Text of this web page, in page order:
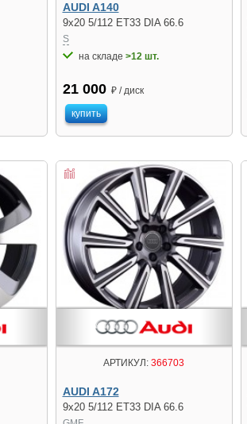
AUDI A140
9x20 5/112 ET33 DIA 66.6
S
на складе >12 шт.
21 000 ₽ / диск
купить
АРТИКУЛ: 366703
AUDI A172
9x20 5/112 ET33 DIA 66.6